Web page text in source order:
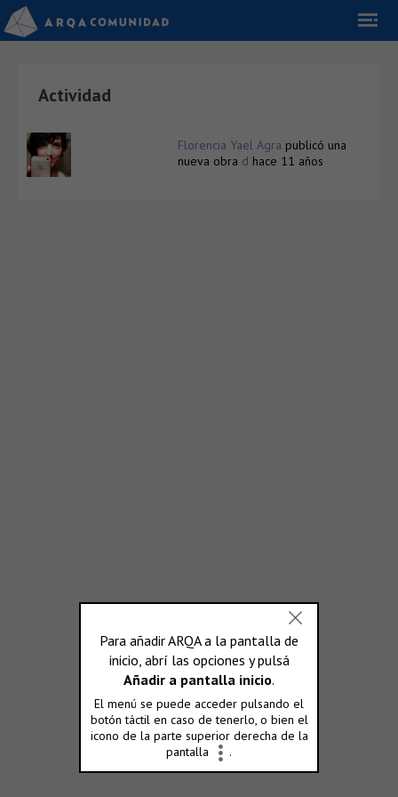
Actividad
Florencia Yael Agra publicó una
nueva obra d hace 11 años